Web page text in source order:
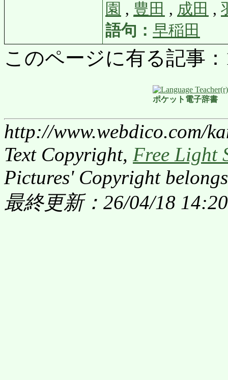
園 , 豊田 , 成田 ,
語句： 早稲田
このページに有る記事
ポケット電子辞書
http://www.webdico.com/
Text Copyright, Free Light
Pictures' Copyright
最終更新：26/04/18 14:20